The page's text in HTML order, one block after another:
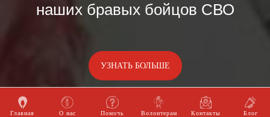
Главная О нас Помочь Волонтерам Контакты Блог
наших бравых бойцов СВО
УЗНАТЬ БОЛЬШЕ